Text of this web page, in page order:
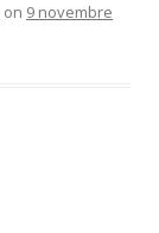
on 9 novembre